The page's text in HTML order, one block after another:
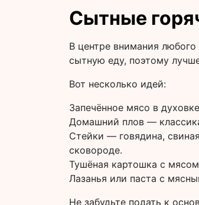
Сытные
В центре внимания
сытную еду, поэтому
Вот несколько идей:
Запечённое мясо в
Домашний плов —
Стейки — говядина,
сковороде.
Тушёная картошка с
Лазанья или паста с
Не забудьте подать к